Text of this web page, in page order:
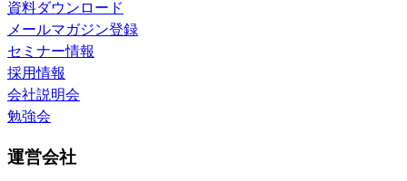
資料ダウンロード
メールマガジン登録
セミナー情報
採用情報
会社説明会
勉強会
運営会社